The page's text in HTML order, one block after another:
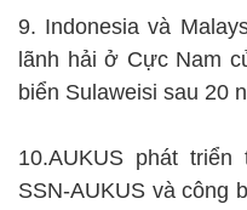
9. Indonesia và
lãnh hải ở Cực Nam
biển Sulaweisi sau 20
10.AUKUS phát
SSN-AUKUS và công